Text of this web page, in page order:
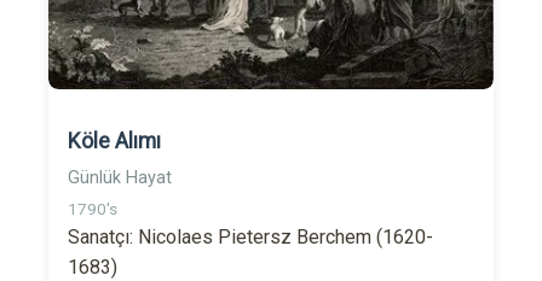
Köle Alımı
Günlük Hayat
1790's
Sanatçı: Nicolaes Pietersz Berchem (1620-
1683)